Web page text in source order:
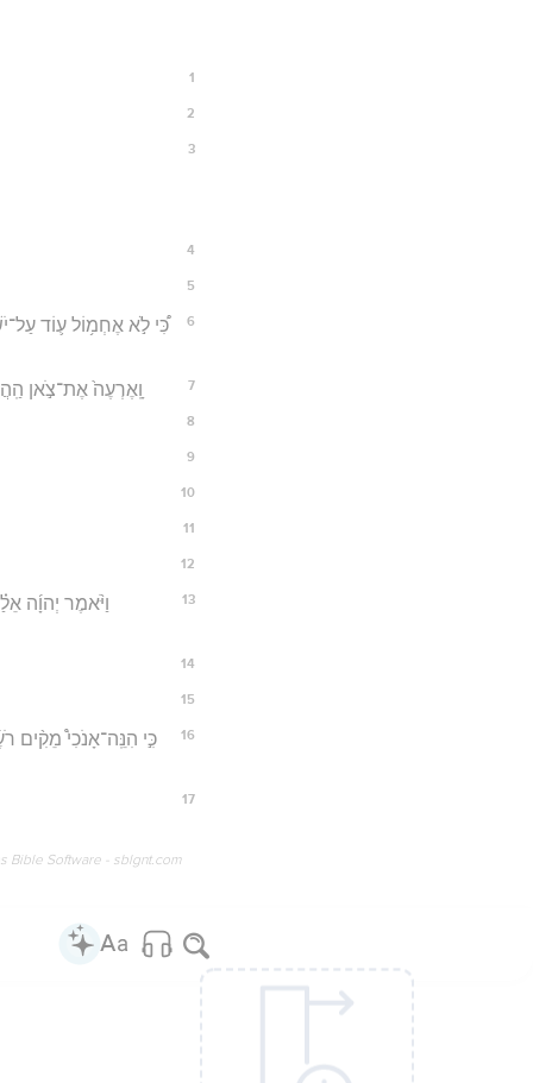
1
2
3
4
5
6
כִּ֠י לֹ֣א אֶחְמ֥וֹל ע֛וֹד
7 וָֽאֶרְעֶה֙ אֶת־צֹ֣אן
8
9
10
11
12
13
וַיֹּ֨אמֶר יְהוָ֜ה
14
15
16
כִּ֣י הִנֵּֽה־אָנֹכִי֩ מֵקִ֨ים
17
Bible Software - sblgnt.com